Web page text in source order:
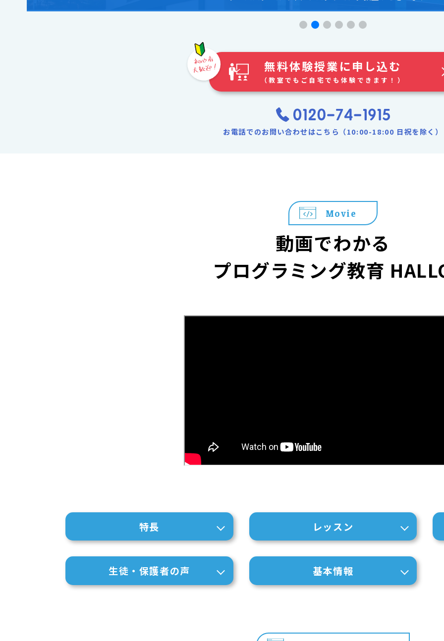
無料体験授業に申し込む
（教室でもご自宅でも体験できます！）
お電話でのお問い合わせはこちら（10:00-18:00 日祝を除く）
Movie
動画でわかる
プログラミング教育
特長 レッスン
生徒・保護者の声 基本情報